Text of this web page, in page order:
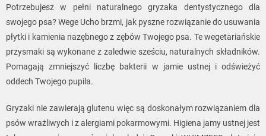
Potrzebujesz w pełni naturalnego gryzaka dentystycznego dla
swojego psa? Wege Ucho brzmi, jak pyszne rozwiązanie do usuwania
płytki i kamienia nazębnego z zębów Twojego psa. Te wegetariańskie
przysmaki są wykonane z zaledwie sześciu, naturalnych składników.
Pomagają zmniejszyć liczbę bakterii w jamie ustnej i odświeżyć
oddech Twojego pupila.
Gryzaki nie zawierają glutenu więc są doskonałym rozwiązaniem dla
psów wrażliwych i z alergiami pokarmowymi. Higiena jamy ustnej jest